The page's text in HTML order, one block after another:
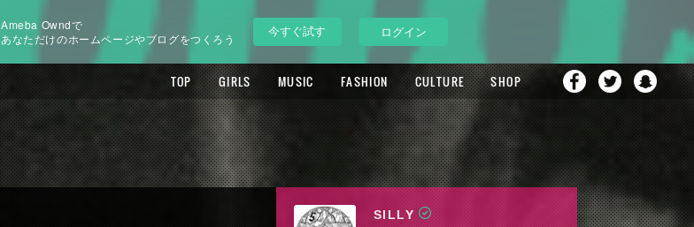
Ameba Owndで
あなただけのホームページやブログをつくろう
今すぐ試す ログイン
TOP GIRLS MUSIC FASHION CULTURE SHOP
SILLY